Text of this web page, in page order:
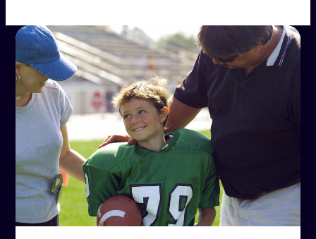
Roster
digital
para
equipos
de
football
americano
y
flag